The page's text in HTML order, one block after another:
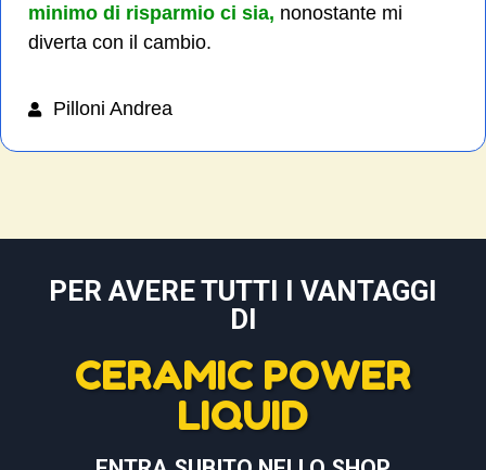
minimo di risparmio ci sia, nonostante mi
diverta con il cambio.
Pilloni Andrea
PER AVERE TUTTI I VANTAGGI
DI
CERAMIC POWER
LIQUID